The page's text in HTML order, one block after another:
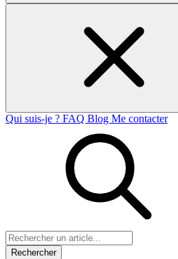
Qui suis-je ? FAQ Blog Me contacter
Rechercher